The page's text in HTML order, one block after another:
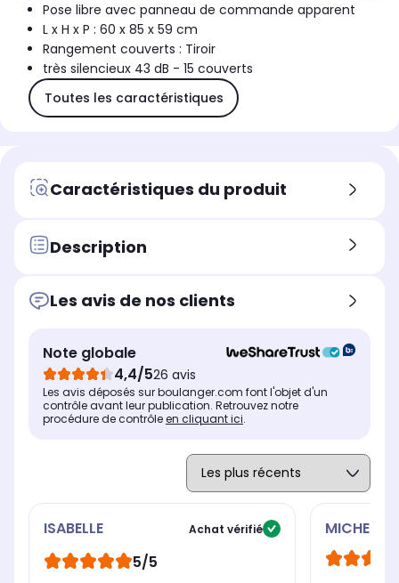
Pose libre avec panneau de commande apparent
L x H x P : 60 x 85 x 59 cm
Rangement couverts : Tiroir
très silencieux 43 dB - 15 couverts
Toutes les caractéristiques
Caractéristiques du produit
Description
Les avis de nos clients
Note globale
4,4/526 avis
Les avis déposés sur boulanger.com font l'objet d'un
contrôle avant leur publication. Retrouvez notre
procédure de contrôleen cliquant ici.
ISABELLE Achat vérifié
5/5
MICHELLE